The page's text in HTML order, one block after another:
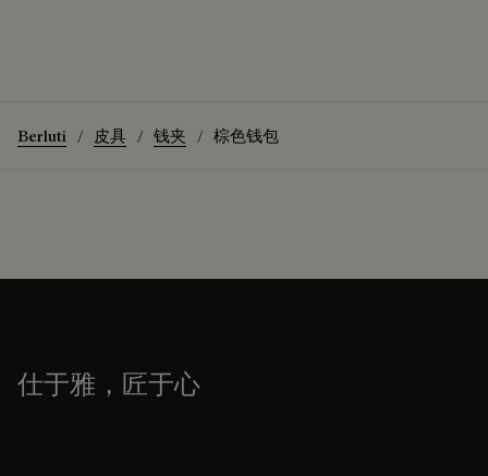
Berluti 皮具 钱夹 棕色钱包
仕于雅，匠于心